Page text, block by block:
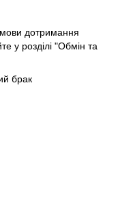
дотримання
у розділі "Обмін та
брак